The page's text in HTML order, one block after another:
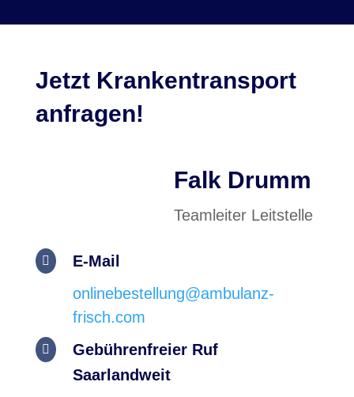
Jetzt Krankentransport
anfragen!
Falk Drumm
Teamleiter Leitstelle

E-Mail
onlinebestellung@ambulanz-
frisch.com

Gebührenfreier Ruf
Saarlandweit